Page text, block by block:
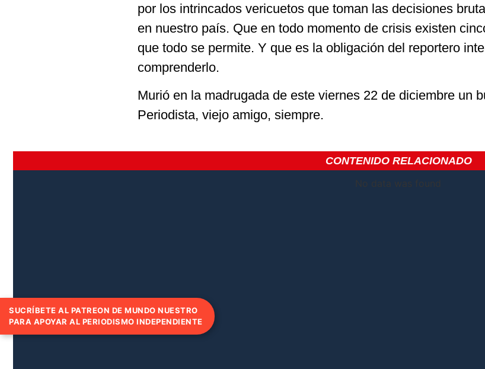
por los intrincados vericuetos que toman las decisiones
en nuestro país. Que en todo momento de crisis existen
que todo se permite. Y que es la obligación del reportero
comprenderlo.
Murió en la madrugada de este viernes 22 de diciembre un
Periodista, viejo amigo, siempre.
CONTENIDO RELACIONADO
No data was found
SUCRÍBETE AL PATREON DE MUNDO NUESTRO
PARA APOYAR AL PERIODISMO INDEPENDIENTE